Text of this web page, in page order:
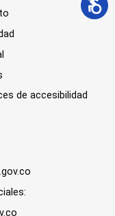
de accesibilidad